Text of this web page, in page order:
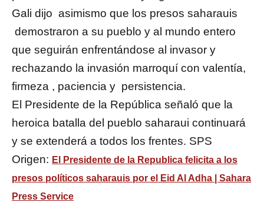
Gali dijo asimismo que los presos saharauis
demostraron a su pueblo y al mundo entero
que seguirán enfrentándose al invasor y
rechazando la invasión marroquí con valentía,
firmeza , paciencia y persistencia.
El Presidente de la República señaló que la
heroica batalla del pueblo saharaui continuará
y se extenderá a todos los frentes. SPS
Origen: El Presidente de la Republica felicita a los
presos políticos saharauis por el Eid Al Adha | Sahara
Press Service